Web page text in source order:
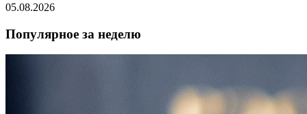
05.08.2026
Популярное за неделю